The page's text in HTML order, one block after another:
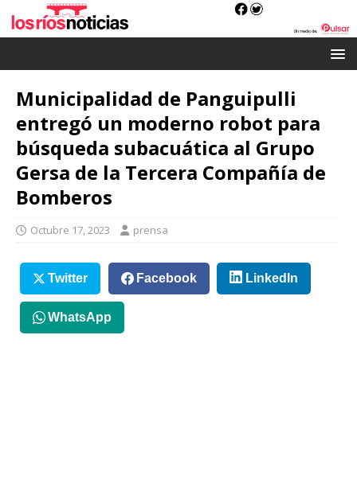
Municipalidad de Panguipulli
entregó un moderno robot para
búsqueda subacuática al Grupo
Gersa de la Tercera Compañía de
Bomberos
Octubre 17, 2023 prensa
Twitter Facebook LinkedIn
WhatsApp